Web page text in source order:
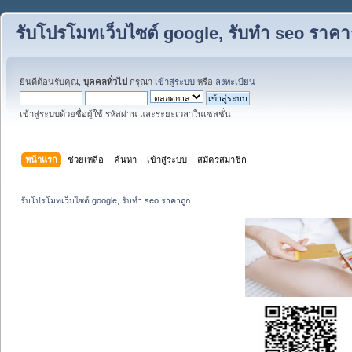
รับโปรโมทเว็บไซต์ google, รับทำ seo ราค
ยินดีต้อนรับคุณ, บุคคลทั่วไป กรุณา เข้าสู่ระบบ หรือ ลงทะเบียน
เข้าสู่ระบบด้วยชื่อผู้ใช้ รหัสผ่าน และระยะเวลาในเซสชั่น
หน้าแรก ช่วยเหลือ ค้นหา เข้าสู่ระบบ สมัครสมาชิก
รับโปรโมทเว็บไซต์ google, รับทำ seo ราคาถูก